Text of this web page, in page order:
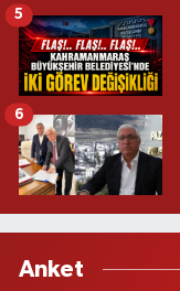
5
6
Anket